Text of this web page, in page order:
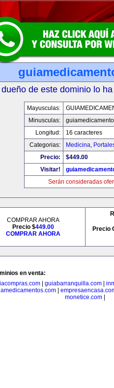
dueño de este dominio lo
Mayusculas:
Minusculas:
Longitud:
16 caracteres
Categorias:
Medicina,
Precio:
$449.00
Visitar!
Serán consideradas
COMPRAR AHORA
Precio $449.00
COMPRAR AHORA
Precio
en venta:
guiabarranquilla.com
|
monetice.com